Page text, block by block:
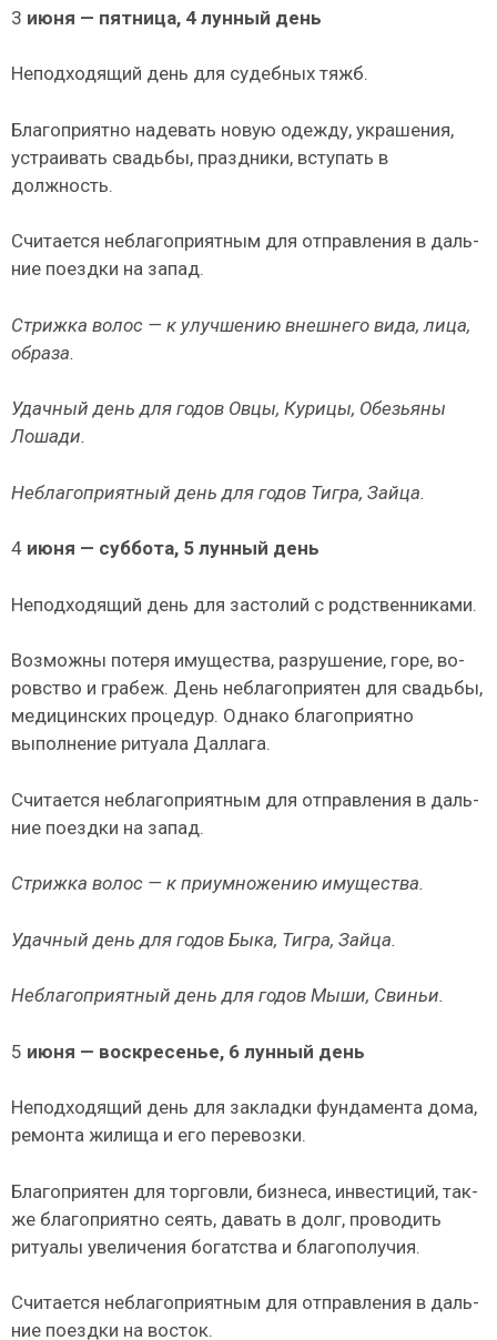
3 июня — пятница, 4 лунный день
Неподходящий день для судебных тяжб.
Благоприятно надевать новую одежду, украшения,
устраивать свадьбы, праздники, вступать в
должность.
Считается неблагоприятным для отправления в даль­
ние поездки на запад.
Стрижка волос — к улучшению внешнего вида, лица,
об­раза.
Удачный день для годов Овцы, Курицы, Обезьяны
Лошади.
Неблагоприятный день для годов Тигра, Зайца.
4 июня — суббота, 5 лунный день
Неподходящий день для застолий с родственниками.
Возможны потеря имущества, разрушение, горе, во­
ровство и грабеж. День неблагоприятен для свадьбы,
ме­дицинских процедур. Однако благоприятно
выполнение ритуала Даллага.
Считается неблагоприятным для отправления в даль­
ние поездки на запад.
Стрижка волос — к приумножению имущества.
Удачный день для годов Быка, Тигра, Зайца.
Неблагоприятный день для годов Мыши, Свиньи.
5 июня — воскресенье, 6 лунный день
Неподходящий день для закладки фундамента дома,
ремонта жилища и его перевозки.
Благоприятен для торговли, бизнеса, инвестиций, так­
же благоприятно сеять, давать в долг, проводить
ритуалы увеличения богатства и благополучия.
Считается неблагоприятным для отправления в даль­
ние поездки на восток.